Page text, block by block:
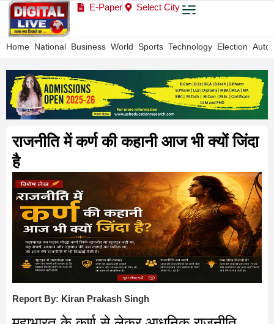
E-Paper Select City
Home National Business World Sports Technology Election Auto
राजनीति में कर्ण की कहानी आज भी क्यों जिंदा
है
Report By: Kiran Prakash Singh